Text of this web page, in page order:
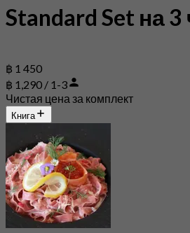
Standard Set на
฿ 1 450
฿ 1,290 / 1-3
Чистая цена за комплект
Книга